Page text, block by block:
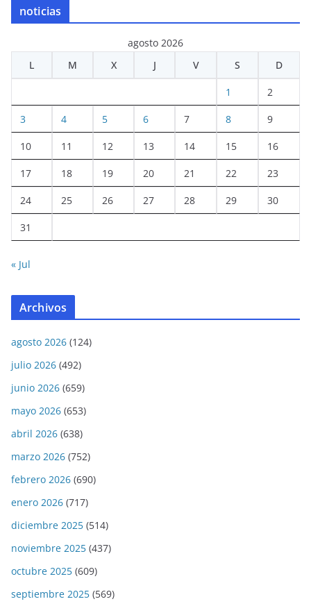
noticias
agosto 2026
L
M X J V S D
1 2
3 4 5 6 7 8 9
10 11 12 13 14 15 16
17 18 19 20 21 22 23
24 25 26 27 28 29 30
31
« Jul
Archivos
agosto 2026 (124)
julio 2026 (492)
junio 2026 (659)
mayo 2026 (653)
abril 2026 (638)
marzo 2026 (752)
febrero 2026 (690)
enero 2026 (717)
diciembre 2025 (514)
noviembre 2025 (437)
octubre 2025 (609)
septiembre 2025 (569)